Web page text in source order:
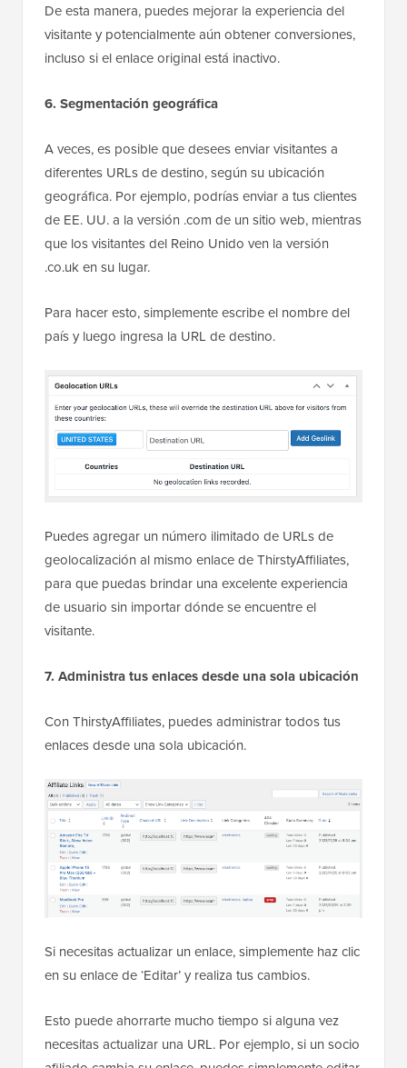
De esta manera, puedes mejorar la experiencia del
visitante y potencialmente aún obtener conversiones,
incluso si el enlace original está inactivo.
6. Segmentación geográfica
A veces, es posible que desees enviar visitantes a
diferentes URLs de destino, según su ubicación
geográfica. Por ejemplo, podrías enviar a tus clientes
de EE. UU. a la versión .com de un sitio web, mientras
que los visitantes del Reino Unido ven la versión
.co.uk en su lugar.
Para hacer esto, simplemente escribe el nombre del
país y luego ingresa la URL de destino.
Puedes agregar un número ilimitado de URLs de
geolocalización al mismo enlace de ThirstyAffiliates,
para que puedas brindar una excelente experiencia
de usuario sin importar dónde se encuentre el
visitante.
7. Administra tus enlaces desde una sola ubicación
Con ThirstyAffiliates, puedes administrar todos tus
enlaces desde una sola ubicación.
Si necesitas actualizar un enlace, simplemente haz clic
en su enlace de ‘Editar’ y realiza tus cambios.
Esto puede ahorrarte mucho tiempo si alguna vez
necesitas actualizar una URL. Por ejemplo, si un socio